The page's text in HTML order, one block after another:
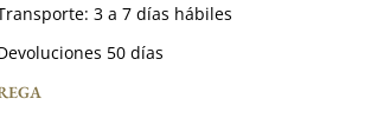
3 a 7 días hábiles
50 días